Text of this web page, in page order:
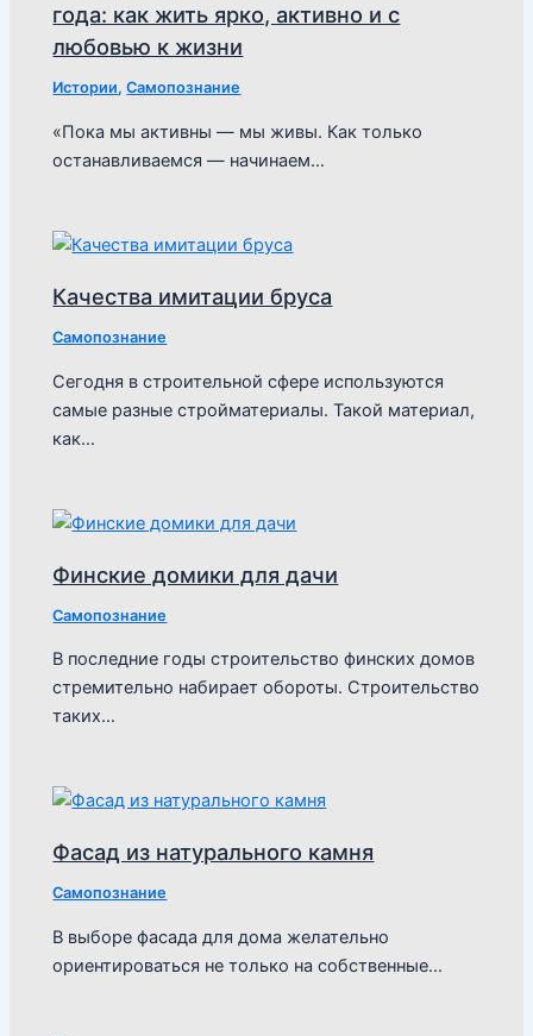
года: как жить ярко, активно и с
любовью к жизни
Истории,Самопознание
«Пока мы активны — мы живы. Как только
останавливаемся — начинаем…
Качества имитации бруса
Самопознание
Сегодня в строительной сфере используются
самые разные стройматериалы. Такой материал,
как…
Финские домики для дачи
Самопознание
В последние годы строительство финских домов
стремительно набирает обороты. Строительство
таких…
Фасад из натурального камня
Самопознание
В выборе фасада для дома желательно
ориентироваться не только на собственные…